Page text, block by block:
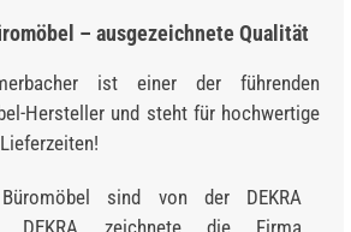
– ausgezeichnete Qualität
ist einer der führenden
Hersteller und steht für hochwertige
Büromöbel sind von der DEKRA
DEKRA zeichnete die Firma